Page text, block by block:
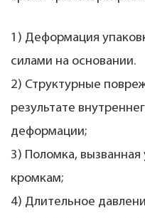
1) Деформация
силами на основании.
2) Структурные
результате
деформации;
3) Поломка,
кромкам;
4) Длительное